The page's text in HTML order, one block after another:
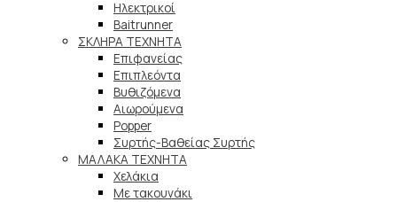
Ηλεκτρικοί
Baitrunner
ΣΚΛΗΡΑ ΤΕΧΝΗΤΑ
Επιφανείας
Επιπλεόντα
Βυθιζόμενα
Αιωρούμενα
Popper
Συρτής-Βαθείας Συρτής
ΜΑΛΑΚΑ TEXNHTA
Χελάκια
Με τακουνάκι